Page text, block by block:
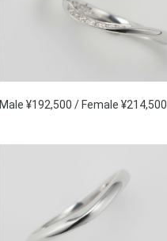
Male ¥192,500 / Female ¥214,500